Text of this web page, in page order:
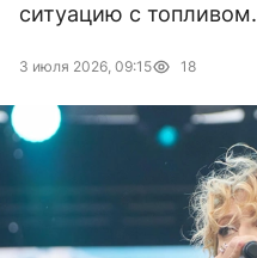
ситуацию с топливом.
3 июля 2026, 09:15 18